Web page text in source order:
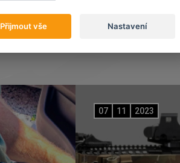
07 11 2023
Přijmout vše Nastavení